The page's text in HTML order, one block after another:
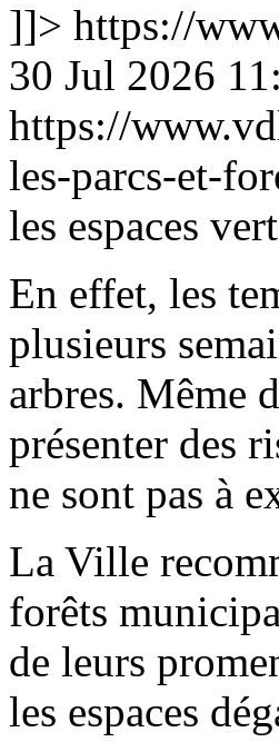
]]> https://
30 Jul 2026
https://
les-parcs-et-
les espaces
En effet, les
plusieurs
arbres. Même
présenter des
ne sont pas à
La Ville
forêts
de leurs
les espaces